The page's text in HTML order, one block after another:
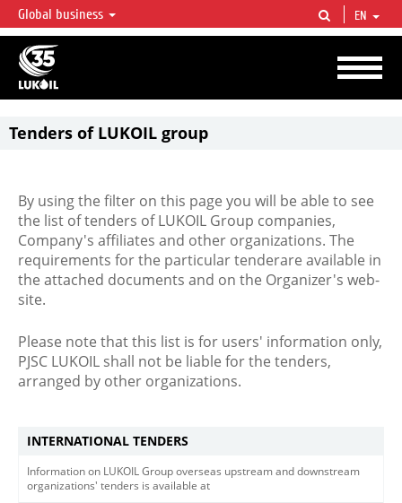
LUKOIL OVERVIEW
LUKOIL is one of the largest oil & gas vertical integrated companies in the world
accounting for over 2% of crude production and circa 1% of proved hydrocarbon
reserves globally.
Global business EN
Tenders of LUKOIL group
By using the filter on this page you will be able to see
the list of tenders of LUKOIL Group companies,
Company's affiliates and other organizations. The
requirements for the particular tenderare available in
the attached documents and on the Organizer's web-
site.
Please note that this list is for users' information only,
PJSC LUKOIL shall not be liable for the tenders,
arranged by other organizations.
INTERNATIONAL TENDERS
Information on LUKOIL Group overseas upstream and downstream
organizations' tenders is available at